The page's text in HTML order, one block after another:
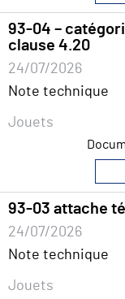
93-04 –
clause 4.20
24/07/2026
Note technique
Jouets
93-03 attache
24/07/2026
Note technique
Jouets